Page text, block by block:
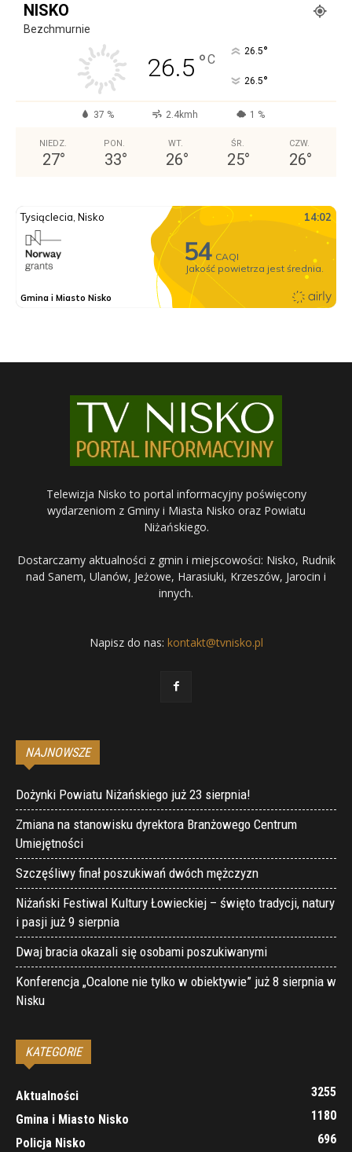
NISKO
Bezchmurnie
26.5 °C
26.5°
26.5°
37 % 2.4kmh 1 %
NIEDZ.
27°
PON.
33°
WT.
26°
ŚR.
25°
CZW.
26°
Telewizja Nisko to portal informacyjny poświęcony
wydarzeniom z Gminy i Miasta Nisko oraz Powiatu
Niżańskiego.
Dostarczamy aktualności z gmin i miejscowości: Nisko, Rudnik
nad Sanem, Ulanów, Jeżowe, Harasiuki, Krzeszów, Jarocin i
innych.
Napisz do nas: kontakt@tvnisko.pl
NAJNOWSZE
Dożynki Powiatu Niżańskiego już 23 sierpnia!
Zmiana na stanowisku dyrektora Branżowego Centrum
Umiejętności
Szczęśliwy finał poszukiwań dwóch mężczyzn
Niżański Festiwal Kultury Łowieckiej – święto tradycji, natury
i pasji już 9 sierpnia
Dwaj bracia okazali się osobami poszukiwanymi
Konferencja „Ocalone nie tylko w obiektywie” już 8 sierpnia w
Nisku
KATEGORIE
Aktualności
3255
Gmina i Miasto Nisko
1180
Policja Nisko
696